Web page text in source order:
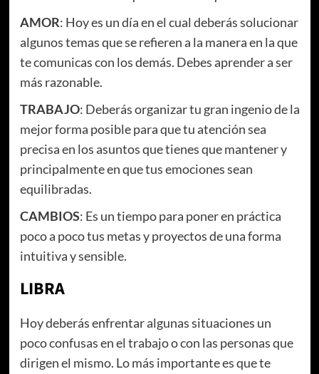
AMOR: Hoy es un día en el cual deberás solucionar
algunos temas que se refieren a la manera en la que
te comunicas con los demás. Debes aprender a ser
más razonable.
TRABAJO: Deberás organizar tu gran ingenio de la
mejor forma posible para que tu atención sea
precisa en los asuntos que tienes que mantener y
principalmente en que tus emociones sean
equilibradas.
CAMBIOS: Es un tiempo para poner en práctica
poco a poco tus metas y proyectos de una forma
intuitiva y sensible.
LIBRA
Hoy deberás enfrentar algunas situaciones un
poco confusas en el trabajo o con las personas que
dirigen el mismo. Lo más importante es que te